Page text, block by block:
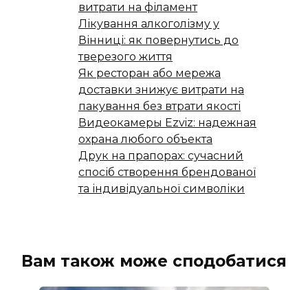
витрати на філамент
Лікування алкоголізму у
Вінниці: як повернутись до
тверезого життя
Як ресторан або мережа
доставки знижує витрати на
пакування без втрати якості
Видеокамеры Ezviz: надежная
охрана любого объекта
Друк на прапорах: сучасний
спосіб створення брендованої
та індивідуальної символіки
Вам також може сподобатися